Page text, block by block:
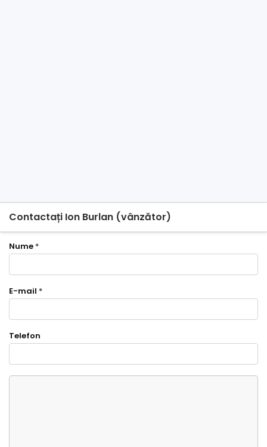
Contactați Ion Burlan (vânzător)
Nume *
E-mail *
Telefon